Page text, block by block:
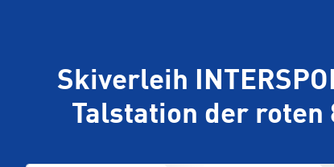
Skiverleih
Talstation der roten